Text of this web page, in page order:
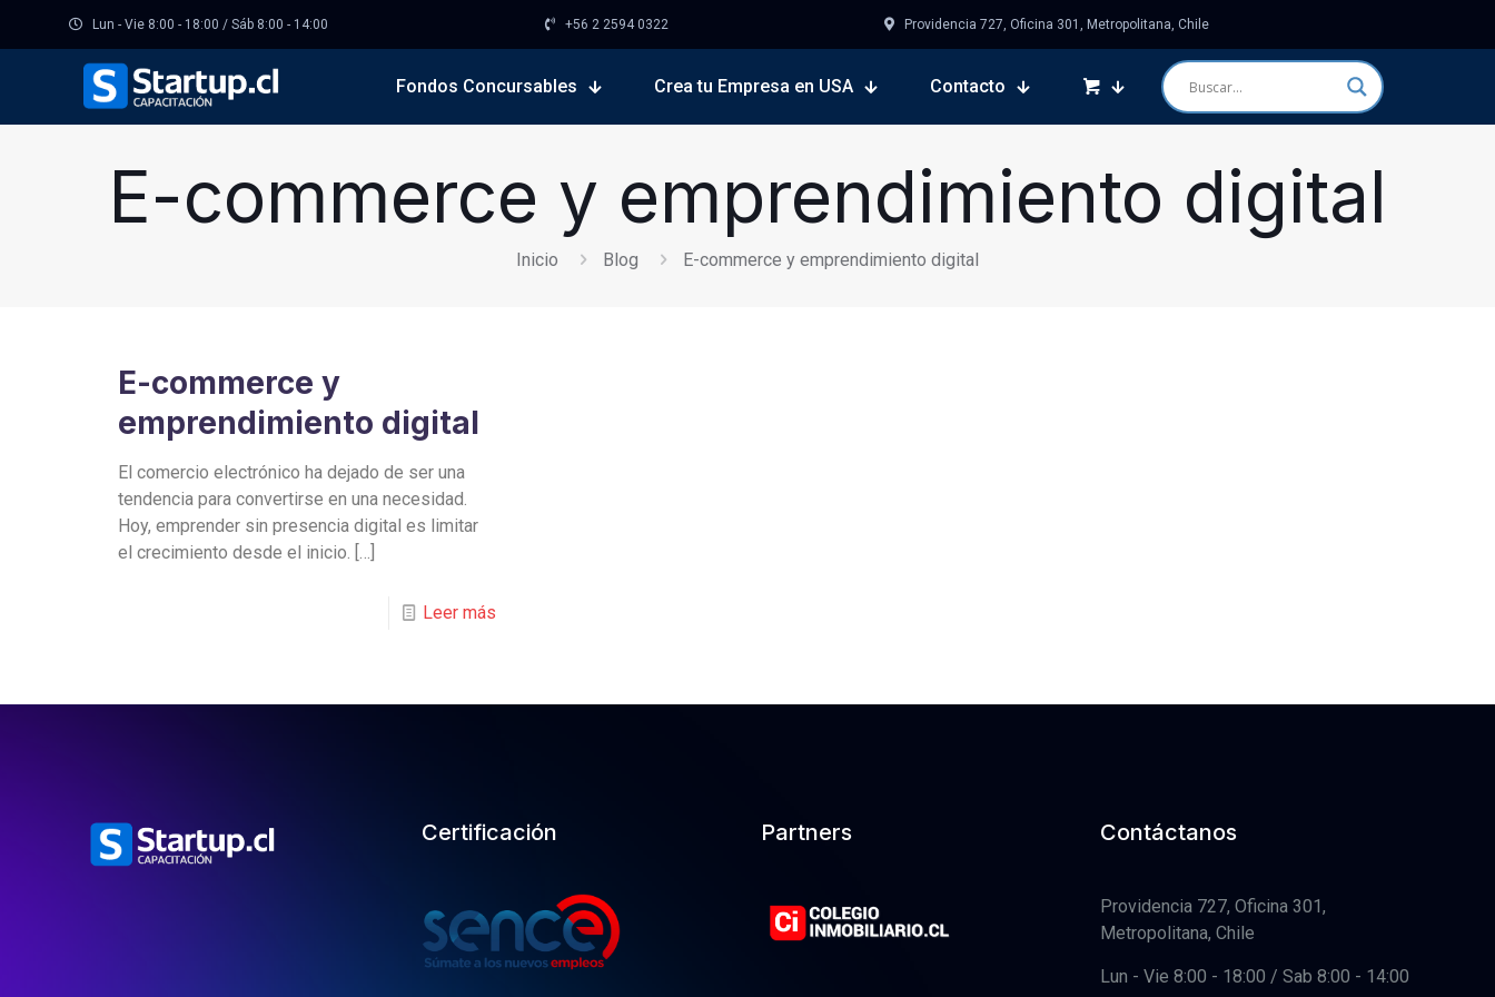
Lun - Vie 8:00 - 18:00 / Sáb 8:00 - 14:00 +56 2 2594 0322 Providencia 727, Oficina 301, Metropolitana, Chile
Fondos Concursables Crea tu Empresa en USA Contacto
E-commerce y emprendimiento digital
Inicio Blog E-commerce y emprendimiento digital
E-commerce y
emprendimiento digital
El comercio electrónico ha dejado de ser una
tendencia para convertirse en una necesidad.
Hoy, emprender sin presencia digital es limitar
el crecimiento desde el inicio. […]
Leer más
Certificación Partners Contáctanos
Providencia 727, Oficina 301,
Metropolitana, Chile
Lun - Vie 8:00 - 18:00 / Sab 8:00 - 14:00